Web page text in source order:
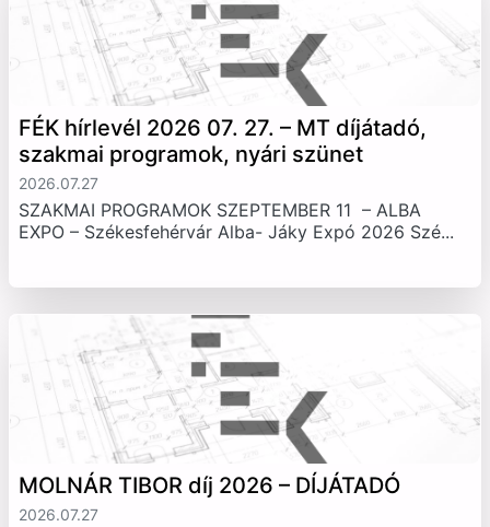
FÉK hírlevél 2026 07. 27. – MT díjátadó,
szakmai programok, nyári szünet
2026.07.27
SZAKMAI PROGRAMOK SZEPTEMBER 11 – ALBA
EXPO – Székesfehérvár Alba- Jáky Expó 2026 Szé...
MOLNÁR TIBOR díj 2026 – DÍJÁTADÓ
2026.07.27